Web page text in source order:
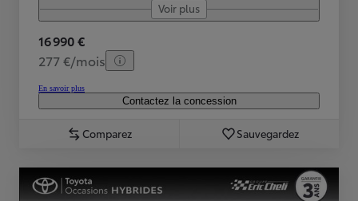
Voir plus
16 990 €
277 €/mois
En savoir plus
Contactez la concession
Comparez Sauvegardez